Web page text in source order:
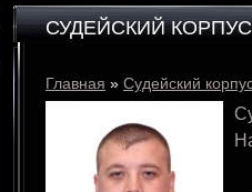
СУДЕЙСКИЙ КОРПУС
Главная » Судейский